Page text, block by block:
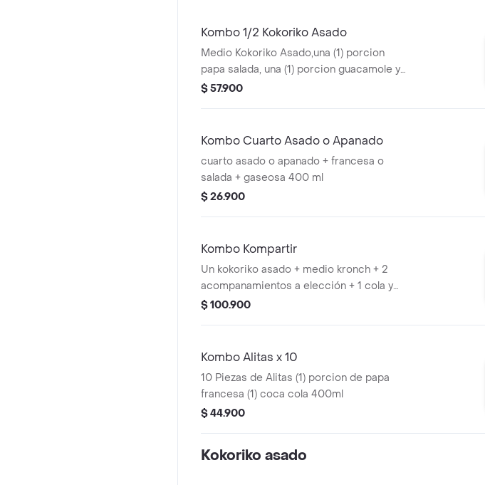
Kombo 1/2 Kokoriko Asado
Medio Kokoriko Asado,una (1) porcion
papa salada, una (1) porcion guacamole y
dos (2) Coca cola 400ml
$ 57.900
Kombo Cuarto Asado o Apanado
cuarto asado o apanado + francesa o
salada + gaseosa 400 ml
$ 26.900
Kombo Kompartir
Un kokoriko asado + medio kronch + 2
acompanamientos a elección + 1 cola y
pola 1.5 Ltros
$ 100.900
Kombo Alitas x 10
10 Piezas de Alitas (1) porcion de papa
francesa (1) coca cola 400ml
$ 44.900
Kokoriko asado